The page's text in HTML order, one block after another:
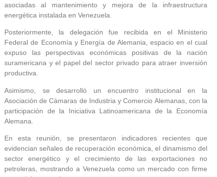
asociadas al mantenimiento y mejora de la infraestructura
energética instalada en Venezuela.
Posteriormente, la delegación fue recibida en el Ministerio
Federal de Economía y Energía de Alemania, espacio en el cual
expuso las perspectivas económicas positivas de la nación
suramericana y el papel del sector privado para atraer inversión
productiva.
Asimismo, se desarrolló un encuentro institucional en la
Asociación de Cámaras de Industria y Comercio Alemanas, con la
participación de la Iniciativa Latinoamericana de la Economía
Alemana.
En esta reunión, se presentaron indicadores recientes que
evidencian señales de recuperación económica, el dinamismo del
sector energético y el crecimiento de las exportaciones no
petroleras, mostrando a Venezuela como un mercado con firme